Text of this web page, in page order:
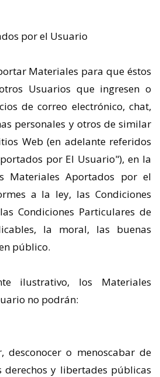
por el Usuario
Materiales para que éstos
Usuarios que ingresen o
de correo electrónico, chat,
personales y otros de similar
Web (en adelante referidos
por El Usuario"), en la
Materiales Aportados por el
a la ley, las Condiciones
Condiciones Particulares de
la moral, las buenas
público.
ilustrativo, los Materiales
no podrán:
o menoscabar de
y libertades públicas